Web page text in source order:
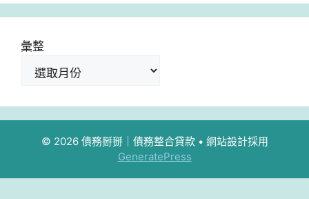
彙整
© 2026 債務掰掰｜債務整合貸款• 網站設計採用
GeneratePress